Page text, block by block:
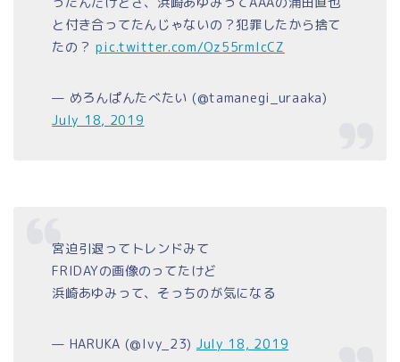
と付き合ってたんじゃないの？犯罪したから捨て
たの？pic.twitter.com/Oz55rmlcCZ
— めろんぱんたべたい (@tamanegi_uraaka)
July 18, 2019
宮迫引退ってトレンドみて
FRIDAYの画像のってたけど
浜崎あゆみって、そっちのが気になる
— HARUKA (@lvy_23) July 18, 2019